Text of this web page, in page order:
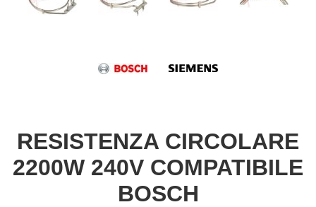
RESISTENZA CIRCOLARE
2200W 240V COMPATIBILE
BOSCH